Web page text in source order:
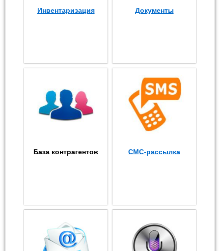
Инвентаризация Документы
База контрагентов СМС-рассылка